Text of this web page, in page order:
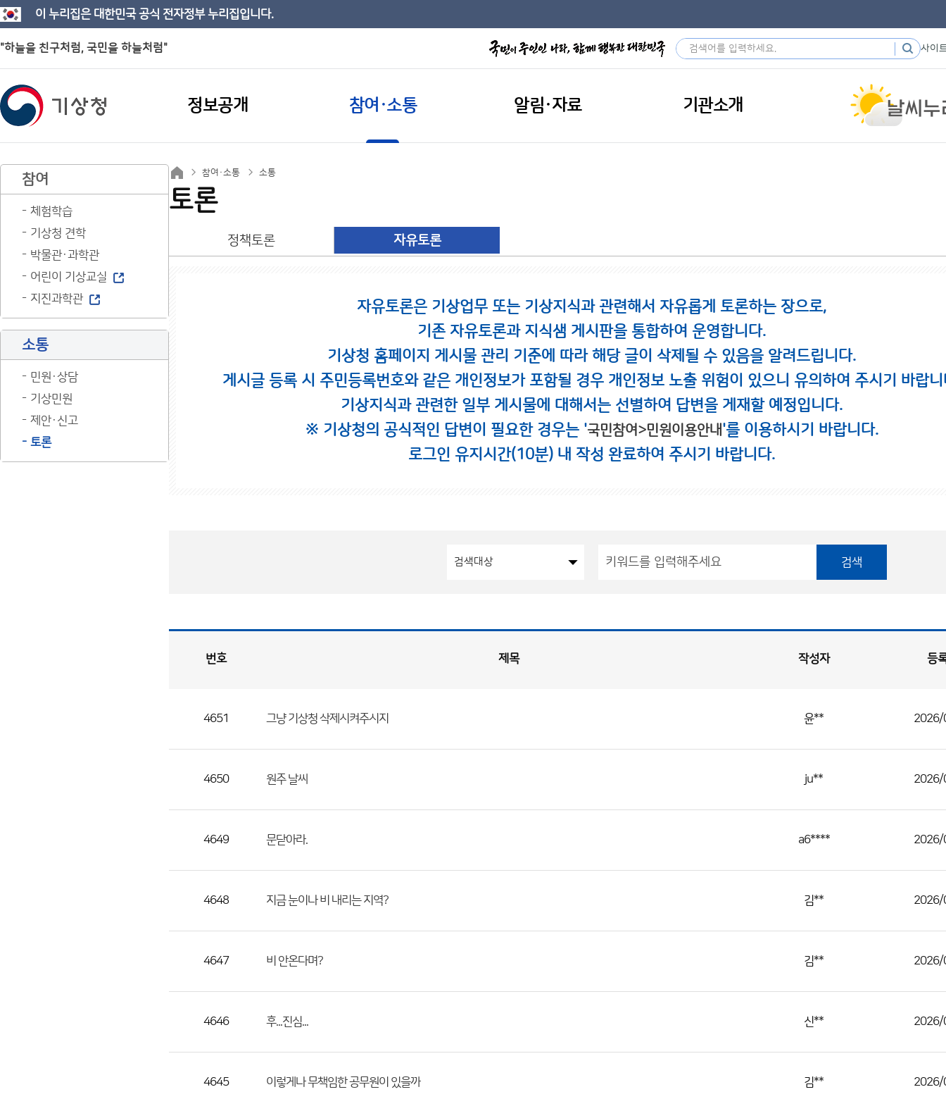
이 누리집은 대한민국 공식 전자정부 누리집입니다.
"하늘을 친구처럼, 국민을 하늘처럼" 사이
정보공개 참여·소통 알림·자료 기관소개
참여
체험학습
기상청 견학
박물관·과학관
어린이 기상교실
지진과학관
소통
민원·상담
기상민원
제안·신고
토론
참여·소통 소통
토론
정책토론 자유토론
자유토론은 기상업무 또는 기상지식과 관련해서 자유롭게 토론하는 장으로,
기존 자유토론과 지식샘 게시판을 통합하여 운영합니다.
기상청 홈페이지 게시물 관리 기준에 따라 해당 글이 삭제될 수 있음을 알려드립니다.
게시글 등록 시 주민등록번호와 같은 개인정보가 포함될 경우 개인정보 노출 위험이 있으니 유의하여 주시기 바랍니
기상지식과 관련한 일부 게시물에 대해서는 선별하여 답변을 게재할 예정입니다.
※ 기상청의 공식적인 답변이 필요한 경우는 '국민참여>민원이용안내'를 이용하시기 바랍니다.
로그인 유지시간(10분) 내 작성 완료하여 주시기 바랍니다.
검색
로
제
성
번호 제목 작성자 등
4651 그냥 기상청 삭제시켜주시지 윤** 2026/
4650 원주 날씨 ju** 2026/
4649 문닫아라. a6**** 2026/
4648 지금 눈이나 비 내리는 지역? 김** 2026/
4647 비 안온다며? 김** 2026/
4646 후...진심... 신** 2026/
4645 이렇게나 무책임한 공무원이 있을까 김** 2026/